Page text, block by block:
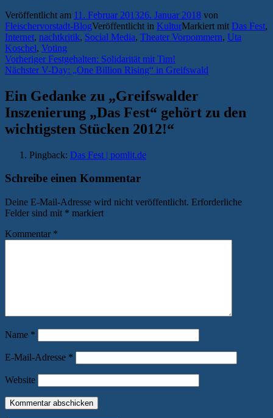
Veröffentlicht am 11. Februar 201326. Januar 2018 von
Fleischervorstadt-BlogVeröffentlicht in KulturMarkiert mit Das Fest,
Internet, nachtkritik, Social Media, Theater Vorpommern, Uta
Koschel, Voting
Beitragsnavigation
Vorheriger Vorheriger
Beitrag:
Festgehalten: Solidarität mit Tim!
Nächster Nächster
V-Day: „One Billion Rising“ in Greifswald
Ein Gedanke zu „Greifswalder
Inszenierung „Das Fest“ gehört zu den
wichtigsten Stücken 2012!“
Pingback: Das Fest | pomlit.de
Schreibe einen Kommentar
Deine E-Mail-Adresse wird nicht veröffentlicht. Erforderliche
Felder sind mit * markiert
Kommentar *
Name *
E-Mail-Adresse *
Website